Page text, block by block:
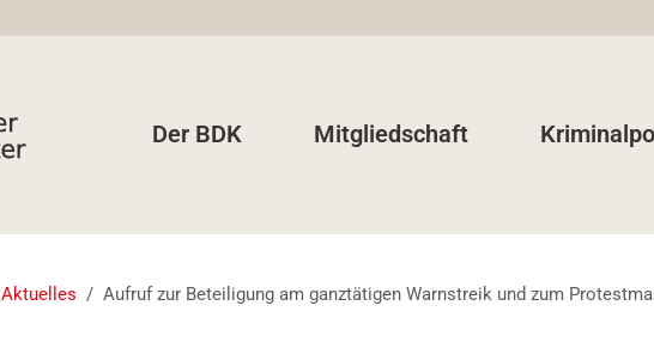
Der BDK Mitgliedschaft
Aktuelles Aufruf zur Beteiligung am ganztätigen Warnstreik und zum